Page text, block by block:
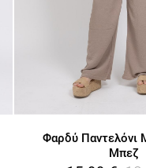
Φαρδύ Παντελόνι
Μπεζ